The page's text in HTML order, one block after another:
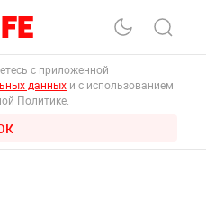
с приложенной
данных и с использованием
Политике.